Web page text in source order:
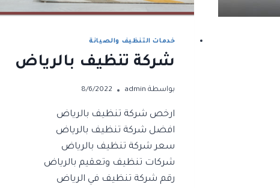
خدمات التنظيف والصيانة
شركة تنظيف بالرياض
بواسطة admin
8/6/2022
ارخص شركة تنظيف بالرياض
افضل شركة تنظيف بالرياض
سعر شركة تنظيف بالرياض
شركات تنظيف وتعقيم بالرياض
رقم شركة تنظيف في الرياض